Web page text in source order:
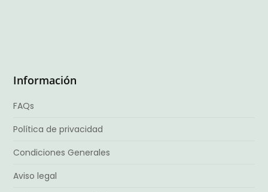
Información
FAQs
Política de privacidad
Condiciones Generales
Aviso legal